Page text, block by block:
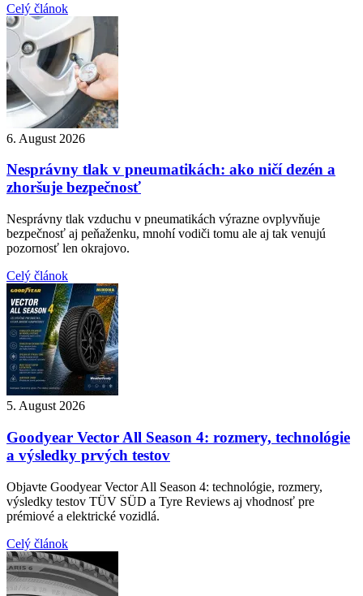
Celý článok
6. August 2026
Nesprávny tlak v pneumatikách: ako ničí dezén a
zhoršuje bezpečnosť
Nesprávny tlak vzduchu v pneumatikách výrazne ovplyvňuje
bezpečnosť aj peňaženku, mnohí vodiči tomu ale aj tak venujú
pozornosť len okrajovo.
Celý článok
5. August 2026
Goodyear Vector All Season 4: rozmery, technológie
a výsledky prvých testov
Objavte Goodyear Vector All Season 4: technológie, rozmery,
výsledky testov TÜV SÜD a Tyre Reviews aj vhodnosť pre
prémiové a elektrické vozidlá.
Celý článok